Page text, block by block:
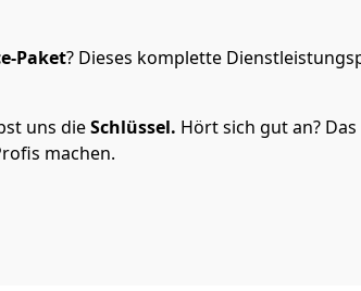
Paket? Dieses komplette
uns dieSchlüssel. Hört sich gut an? Das
machen.